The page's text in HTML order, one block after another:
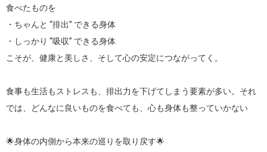
食べたものを
・ちゃんと “排出” できる身体
・しっかり “吸収” できる身体
こそが、健康と美しさ、そして心の安定につながってく。
食事も生活もストレスも、排出力を下げてしまう要素が多い。それ
では、どんなに良いものを食べても、心も身体も整っていかない
🌟身体の内側から本来の巡りを取り戻す🌟